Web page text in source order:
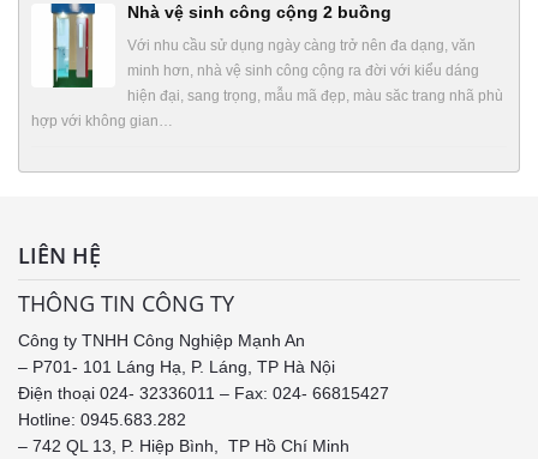
Nhà vệ sinh công cộng 2 buồng
Với nhu cầu sử dụng ngày càng trở nên đa dạng, văn
minh hơn, nhà vệ sinh công cộng ra đời với kiểu dáng
hiện đại, sang trọng, mẫu mã đẹp, màu săc trang nhã phù
hợp với không gian…
LIÊN HỆ
THÔNG TIN CÔNG TY
Công ty TNHH Công Nghiệp Mạnh An
– P701- 101 Láng Hạ, P. Láng, TP Hà Nội
Điện thoại 024- 32336011 – Fax: 024- 66815427
Hotline: 0945.683.282
– 742 QL 13, P. Hiệp Bình, TP Hồ Chí Minh